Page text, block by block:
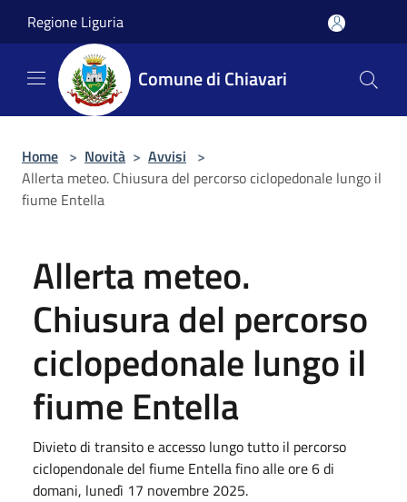
Regione Liguria
Comune di Chiavari
Home > Novità > Avvisi >
Allerta meteo. Chiusura del percorso ciclopedonale lungo il
fiume Entella
Allerta meteo.
Chiusura del percorso
ciclopedonale lungo il
fiume Entella
Divieto di transito e accesso lungo tutto il percorso
ciclopendonale del fiume Entella fino alle ore 6 di
domani, lunedì 17 novembre 2025.